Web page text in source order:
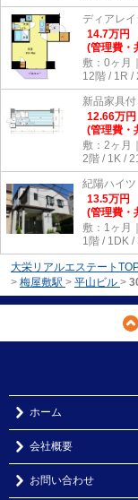
ディアレ
14.7万円
(管理費・
敷：0ヶ月
12階 / 1R /
新品家具
12.66万円
(管理費・
敷：2ヶ月
2階 / 1K /
紀陽ハイツ
13.5万円
(管理費・
敷：1ヶ月
1階 / 1DK /
大栄リアルエステート
> 梅屋敷駅 > 平山ビル >
ホーム
会社概要
お問い合わせ